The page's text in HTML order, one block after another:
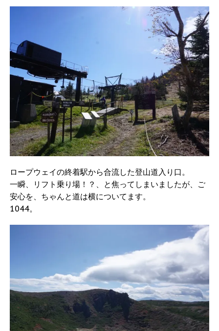
ロープウェイの終着駅から合流した登山道入り口。
一瞬、リフト乗り場！？、と焦ってしまいましたが、ご
安心を、ちゃんと道は横についてます。
1044。